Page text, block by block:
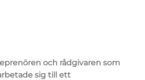
och rådgivaren som
sig till ett